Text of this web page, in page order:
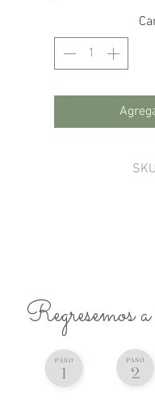
Regresemos